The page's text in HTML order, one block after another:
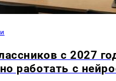
с 2027
работать с